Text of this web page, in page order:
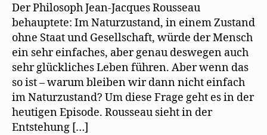
Der Philosoph Jean-Jacques Rousseau
behauptete: Im Naturzustand, in einem Zustand
ohne Staat und Gesellschaft, würde der Mensch
ein sehr einfaches, aber genau deswegen auch
sehr glückliches Leben führen. Aber wenn das
so ist – warum bleiben wir dann nicht einfach
im Naturzustand? Um diese Frage geht es in der
heutigen Episode. Rousseau sieht in der
Entstehung […]